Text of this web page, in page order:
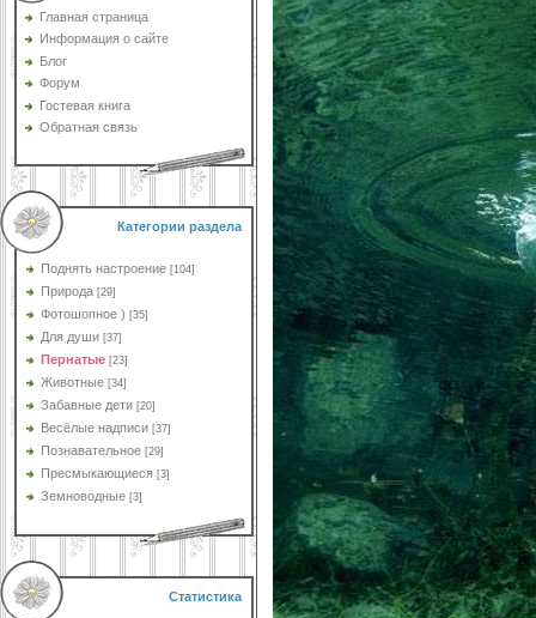
Главная страница
Информация о сайте
Блог
Форум
Гостевая книга
Обратная связь
Категории раздела
Поднять настроение [104]
Природа [29]
Фотошопное ) [35]
Для души [37]
Пернатые [23]
Животные [34]
Забавные дети [20]
Весёлые надписи [37]
Познавательное [29]
Пресмыкающиеся [3]
Земноводные [3]
Статистика